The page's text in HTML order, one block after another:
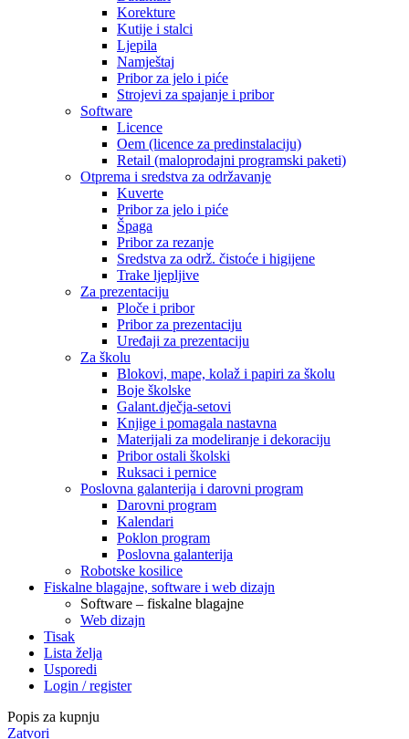
Korekture
Kutije i stalci
Ljepila
Namještaj
Pribor za jelo i piće
Strojevi za spajanje i pribor
Software
Licence
Oem (licence za predinstalaciju)
Retail (maloprodajni programski paketi)
Otprema i sredstva za održavanje
Kuverte
Pribor za jelo i piće
Špaga
Pribor za rezanje
Sredstva za održ. čistoće i higijene
Trake ljepljive
Za prezentaciju
Ploče i pribor
Pribor za prezentaciju
Uređaji za prezentaciju
Za školu
Blokovi, mape, kolaž i papiri za školu
Boje školske
Galant.dječja-setovi
Knjige i pomagala nastavna
Materijali za modeliranje i dekoraciju
Pribor ostali školski
Ruksaci i pernice
Poslovna galanterija i darovni program
Darovni program
Kalendari
Poklon program
Poslovna galanterija
Robotske kosilice
Fiskalne blagajne, software i web dizajn
Software – fiskalne blagajne
Web dizajn
Tisak
Lista želja
Usporedi
Login / register
Popis za kupnju
Zatvori